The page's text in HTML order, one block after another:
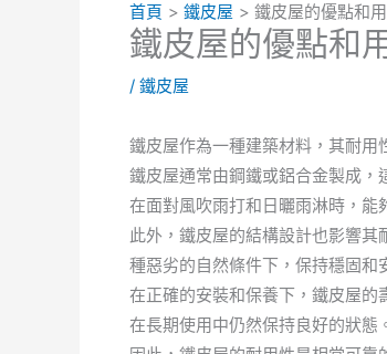
首頁 鐵皮屋 鐵皮屋的優點和
鐵皮屋的優點和
/ 鐵皮屋
鐵皮屋作為一種建築材料，其耐用
鐵皮屋通常由鋼鐵或鋁合金製成
在面對風吹雨打和日曬雨淋時，能
此外，鐵皮屋的結構設計也影響
種惡劣的自然條件下，保持穩固和
在正確的安裝和保養下，鐵皮屋
在長期使用中仍然保持良好的狀態